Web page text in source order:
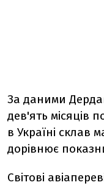
За даними
дев'ять місяців
в Україні
дорівнює
Світові